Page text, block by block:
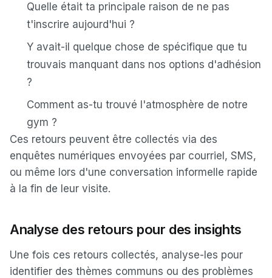
Quelle était ta principale raison de ne pas
t'inscrire aujourd'hui ?
Y avait-il quelque chose de spécifique que tu
trouvais manquant dans nos options d'adhésion
?
Comment as-tu trouvé l'atmosphère de notre
gym ?
Ces retours peuvent être collectés via des
enquêtes numériques envoyées par courriel, SMS,
ou même lors d'une conversation informelle rapide
à la fin de leur visite.
Analyse des retours pour des insights
Une fois ces retours collectés, analyse-les pour
identifier des thèmes communs ou des problèmes